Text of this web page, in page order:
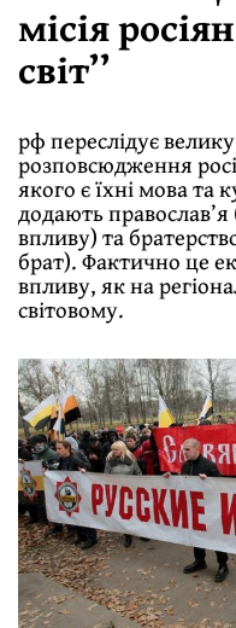
місія
світ’’
рф переслідує
розповсюдження
якого є їхні мова та
додають
впливу) та
брат). Фактично це
впливу, як на
світовому.